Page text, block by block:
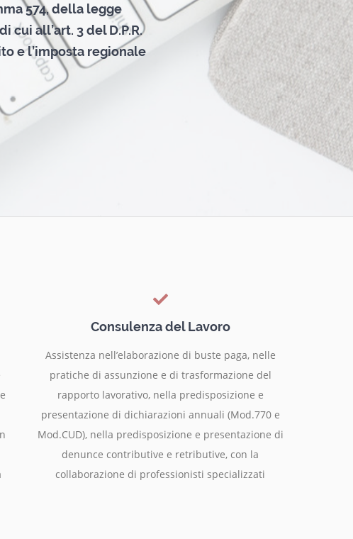
574, della legge
all’art. 3 del D.P.R.
e l’imposta regionale
Consulenza del Lavoro
Assistenza nell’elaborazione di buste paga, nelle
pratiche di assunzione e di trasformazione del
rapporto lavorativo, nella predisposizione e
presentazione di dichiarazioni annuali (Mod.770 e
Mod.CUD), nella predisposizione e presentazione di
denunce contributive e retributive, con la
collaborazione di professionisti specializzati